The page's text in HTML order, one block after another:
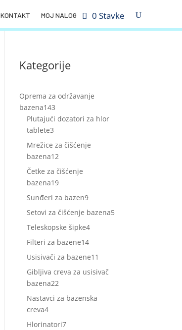
KONTAKT MOJ NALOG 0 Stavke
Kategorije
Oprema za održavanje
bazena143
proizvoda
Plutajući dozatori za hlor
tablete3
proizvoda
Mrežice za čišćenje
bazena12
proizvoda
Četke za čišćenje
bazena1919
proizvoda
Sunđeri za bazen99
proizvoda
Setovi za čišćenje bazena5
Teleskopske šipke44
Filteri za bazene1414
proizvoda
Usisivači za bazene11
proizvoda
Gibljiva creva za usisivač
bazena22
proizvoda
Nastavci za bazenska
creva44
proizvoda
Hlorinatori77